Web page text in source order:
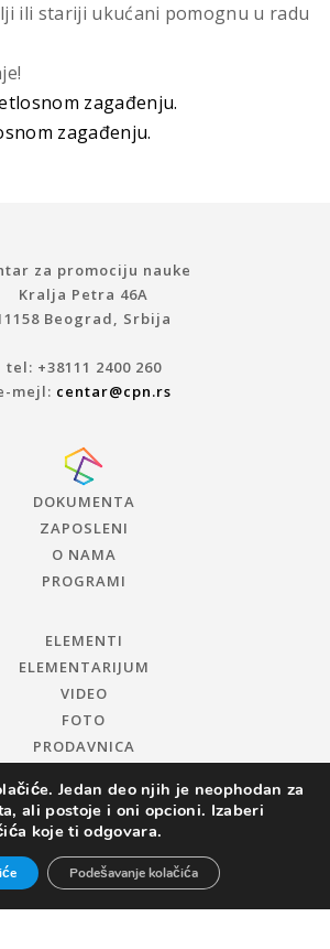
ili stariji ukućani pomognu u radu
zagađenju.
zagađenju.
za promociju nauke
Kralja Petra 46A
Beograd, Srbija
tel: +38111 2400 260
mejl: centar@cpn.rs
DOKUMENTA
ZAPOSLENI
O NAMA
PROGRAMI
ELEMENTI
ELEMENTARIJUM
VIDEO
FOTO
PRODAVNICA
ZA PROMOCIJU NAUKE
Jedan deo njih je neophodan za
ali postoje i oni opcioni. Izaberi
koje ti odgovara.
Podešavanje kolačića